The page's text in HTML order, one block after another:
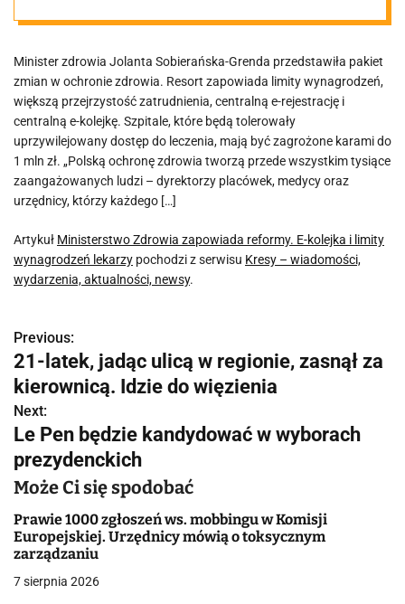
kolejka i limity
wynagrodzeń
lekarzy
Minister zdrowia Jolanta Sobierańska-Grenda przedstawiła pakiet
zmian w ochronie zdrowia. Resort zapowiada limity wynagrodzeń,
większą przejrzystość zatrudnienia, centralną e-rejestrację i
centralną e-kolejkę. Szpitale, które będą tolerowały
uprzywilejowany dostęp do leczenia, mają być zagrożone karami do
1 mln zł. „Polską ochronę zdrowia tworzą przede wszystkim tysiące
zaangażowanych ludzi – dyrektorzy placówek, medycy oraz
urzędnicy, którzy każdego […]
Artykuł Ministerstwo Zdrowia zapowiada reformy. E-kolejka i limity
wynagrodzeń lekarzy pochodzi z serwisu Kresy – wiadomości,
wydarzenia, aktualności, newsy.
N
a
w
i
g
a
c
j
Previous:
21-latek, jadąc ulicą w regionie, zasnął za
kierownicą. Idzie do więzienia
Next:
Le Pen będzie kandydować w wyborach
prezydenckich
Może Ci się spodobać
Prawie 1000 zgłoszeń ws. mobbingu w Komisji
Europejskiej. Urzędnicy mówią o toksycznym
zarządzaniu
7 sierpnia 2026